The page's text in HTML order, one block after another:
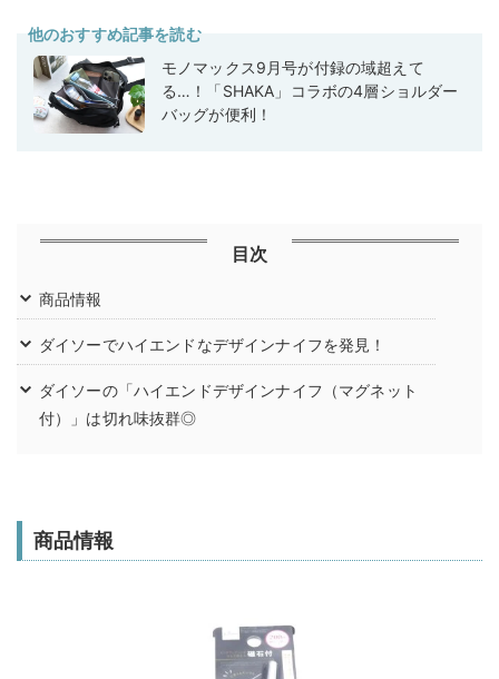
他のおすすめ記事を読む
モノマックス9月号が付録の域超えて
る…！「SHAKA」コラボの4層ショルダー
バッグが便利！
目次
商品情報
ダイソーでハイエンドなデザインナイフを発見！
ダイソーの「ハイエンドデザインナイフ（マグネット
付）」は切れ味抜群◎
商品情報